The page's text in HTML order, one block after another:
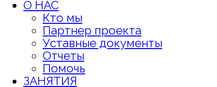
О НАС
Кто мы
Партнер проекта
Уставные документы
Отчеты
Помочь
ЗАНЯТИЯ